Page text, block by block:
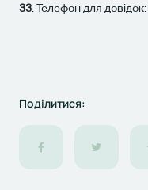
33 Телефон для довідок:
Поділитися: